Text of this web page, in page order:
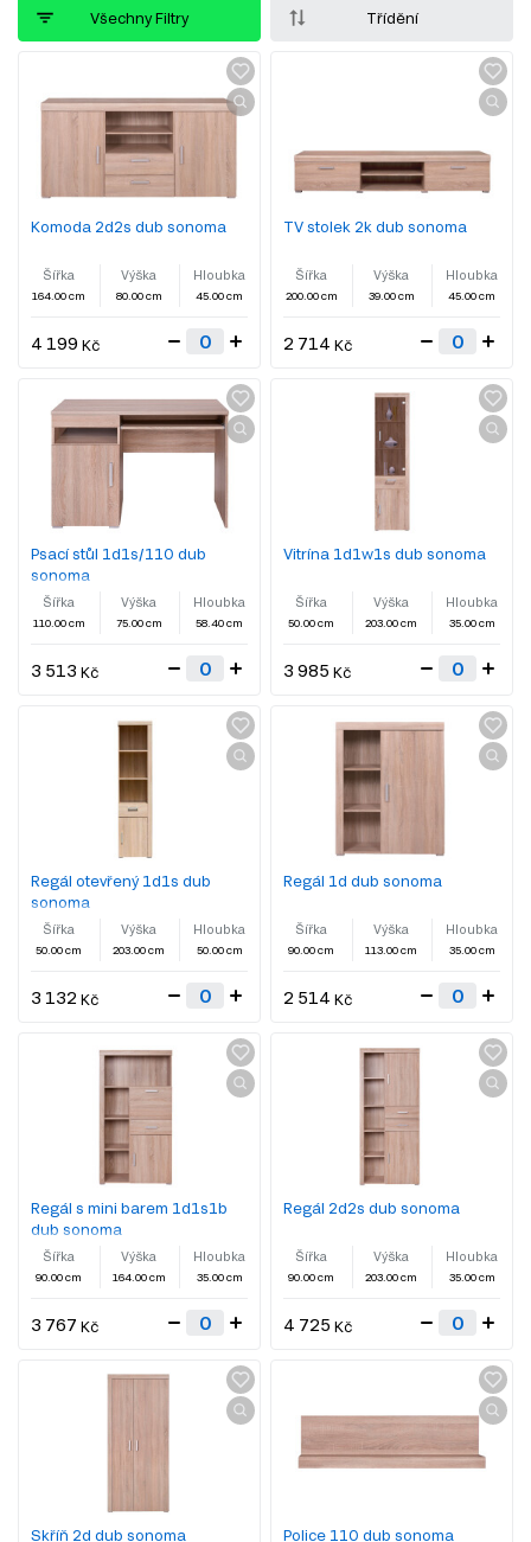
Všechny Filtry Třídění
Komoda 2d2s dub sonoma
Šířka
164.00 cm
Výška
80.00 cm
Hloubka
45.00 cm
4 199 Kč
TV stolek 2k dub sonoma
Šířka
200.00 cm
Výška
39.00 cm
Hloubka
45.00 cm
2 714 Kč
Psací stůl 1d1s/110 dub
sonoma
Šířka
110.00 cm
Výška
75.00 cm
Hloubka
58.40 cm
3 513 Kč
Vitrína 1d1w1s dub sonoma
Šířka
50.00 cm
Výška
203.00 cm
Hloubka
35.00 cm
3 985 Kč
Regál otevřený 1d1s dub
sonoma
Šířka
50.00 cm
Výška
203.00 cm
Hloubka
50.00 cm
3 132 Kč
Regál 1d dub sonoma
Šířka
90.00 cm
Výška
113.00 cm
Hloubka
35.00 cm
2 514 Kč
Regál s mini barem 1d1s1b
dub sonoma
Šířka
90.00 cm
Výška
164.00 cm
Hloubka
35.00 cm
3 767 Kč
Regál 2d2s dub sonoma
Šířka
90.00 cm
Výška
203.00 cm
Hloubka
35.00 cm
4 725 Kč
Skříň 2d dub sonoma Police 110 dub sonoma